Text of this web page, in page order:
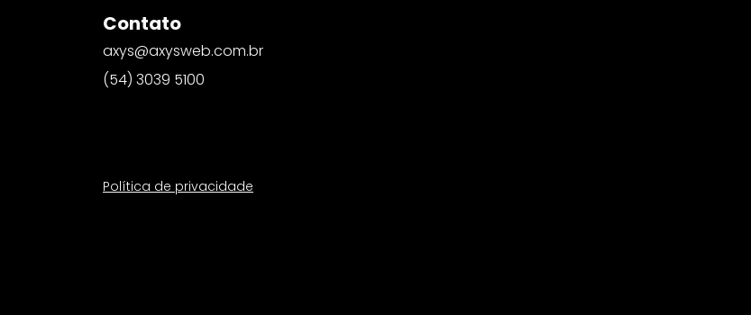
Contato
axys@axysweb.com.br
(54) 3039 5100
Política de privacidade